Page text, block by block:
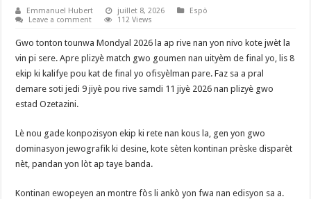
Emmanuel Hubert juillet 8, 2026
Espò
Leave a comment
112 Views
Gwo tonton tounwa Mondyal 2026 la ap rive nan yon nivo kote jwèt la
vin pi sere. Apre plizyè match gwo goumen nan uityèm de final yo, lis 8
ekip ki kalifye pou kat de final yo ofisyèlman pare. Faz sa a pral
demare soti jedi 9 jiyè pou rive samdi 11 jiyè 2026 nan plizyè gwo
estad Ozetazini.
Lè nou gade konpozisyon ekip ki rete nan kous la, gen yon gwo
dominasyon jewografik ki desine, kote sèten kontinan prèske disparèt
nèt, pandan yon lòt ap taye banda.
Kontinan ewopeyen an montre fòs li ankò yon fwa nan edisyon sa a.